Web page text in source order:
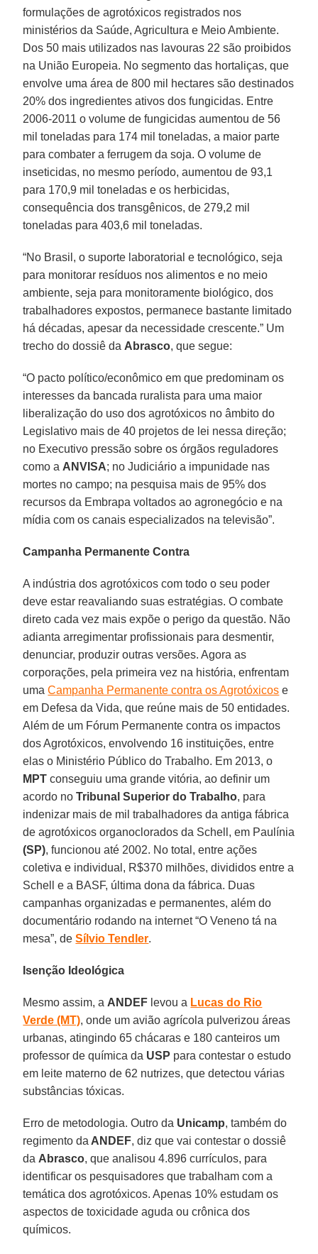
formulações de agrotóxicos registrados nos
ministérios da Saúde, Agricultura e Meio Ambiente.
Dos 50 mais utilizados nas lavouras 22 são proibidos
na União Europeia. No segmento das hortaliças, que
envolve uma área de 800 mil hectares são destinados
20% dos ingredientes ativos dos fungicidas. Entre
2006-2011 o volume de fungicidas aumentou de 56
mil toneladas para 174 mil toneladas, a maior parte
para combater a ferrugem da soja. O volume de
inseticidas, no mesmo período, aumentou de 93,1
para 170,9 mil toneladas e os herbicidas,
consequência dos transgênicos, de 279,2 mil
toneladas para 403,6 mil toneladas.
“No Brasil, o suporte laboratorial e tecnológico, seja
para monitorar resíduos nos alimentos e no meio
ambiente, seja para monitoramente biológico, dos
trabalhadores expostos, permanece bastante limitado
há décadas, apesar da necessidade crescente.” Um
trecho do dossiê da Abrasco, que segue:
“O pacto político/econômico em que predominam os
interesses da bancada ruralista para uma maior
liberalização do uso dos agrotóxicos no âmbito do
Legislativo mais de 40 projetos de lei nessa direção;
no Executivo pressão sobre os órgãos reguladores
como a ANVISA; no Judiciário a impunidade nas
mortes no campo; na pesquisa mais de 95% dos
recursos da Embrapa voltados ao agronegócio e na
mídia com os canais especializados na televisão”.
Campanha Permanente Contra
A indústria dos agrotóxicos com todo o seu poder
deve estar reavaliando suas estratégias. O combate
direto cada vez mais expõe o perigo da questão. Não
adianta arregimentar profissionais para desmentir,
denunciar, produzir outras versões. Agora as
corporações, pela primeira vez na história, enfrentam
umaCampanha Permanente contra os Agrotóxicos e
em Defesa da Vida, que reúne mais de 50 entidades.
Além de um Fórum Permanente contra os impactos
dos Agrotóxicos, envolvendo 16 instituições, entre
elas o Ministério Público do Trabalho. Em 2013, o
MPT conseguiu uma grande vitória, ao definir um
acordo noTribunal Superior do Trabalho, para
indenizar mais de mil trabalhadores da antiga fábrica
de agrotóxicos organoclorados da Schell, em Paulínia
(SP), funcionou até 2002. No total, entre ações
coletiva e individual, R$370 milhões, divididos entre a
Schell e a BASF, última dona da fábrica. Duas
campanhas organizadas e permanentes, além do
documentário rodando na internet “O Veneno tá na
mesa”, deSílvio Tendler.
Isenção Ideológica
Mesmo assim, a ANDEF levou a Lucas do Rio
Verde (MT), onde um avião agrícola pulverizou áreas
urbanas, atingindo 65 chácaras e 180 canteiros um
professor de química da USP para contestar o estudo
em leite materno de 62 nutrizes, que detectou várias
substâncias tóxicas.
Erro de metodologia. Outro da Unicamp, também do
regimento da ANDEF, diz que vai contestar o dossiê
da Abrasco, que analisou 4.896 currículos, para
identificar os pesquisadores que trabalham com a
temática dos agrotóxicos. Apenas 10% estudam os
aspectos de toxicidade aguda ou crônica dos
químicos.